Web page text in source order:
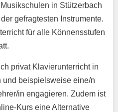
in Stützerbach
gefragtesten Instrumente.
für alle Könnensstufen
privat Klavierunterricht in
und beispielsweise eine/n
in engagieren. Zudem ist
Kurs eine Alternative